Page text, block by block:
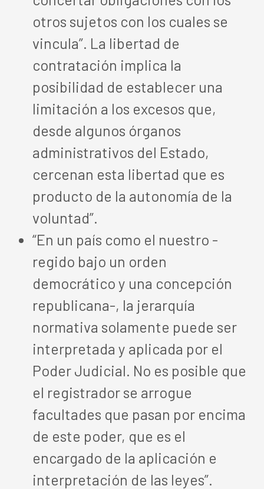
otros sujetos con los cuales se
vincula”. La libertad de
contratación implica la
posibilidad de establecer una
limitación a los excesos que,
desde algunos órganos
administrativos del Estado,
cercenan esta libertad que es
producto de la autonomía de la
voluntad”.
“En un país como el nuestro -
regido bajo un orden
democrático y una concepción
republicana-, la jerarquía
normativa solamente puede ser
interpretada y aplicada por el
Poder Judicial. No es posible que
el registrador se arrogue
facultades que pasan por encima
de este poder, que es el
encargado de la aplicación e
interpretación de las leyes”.